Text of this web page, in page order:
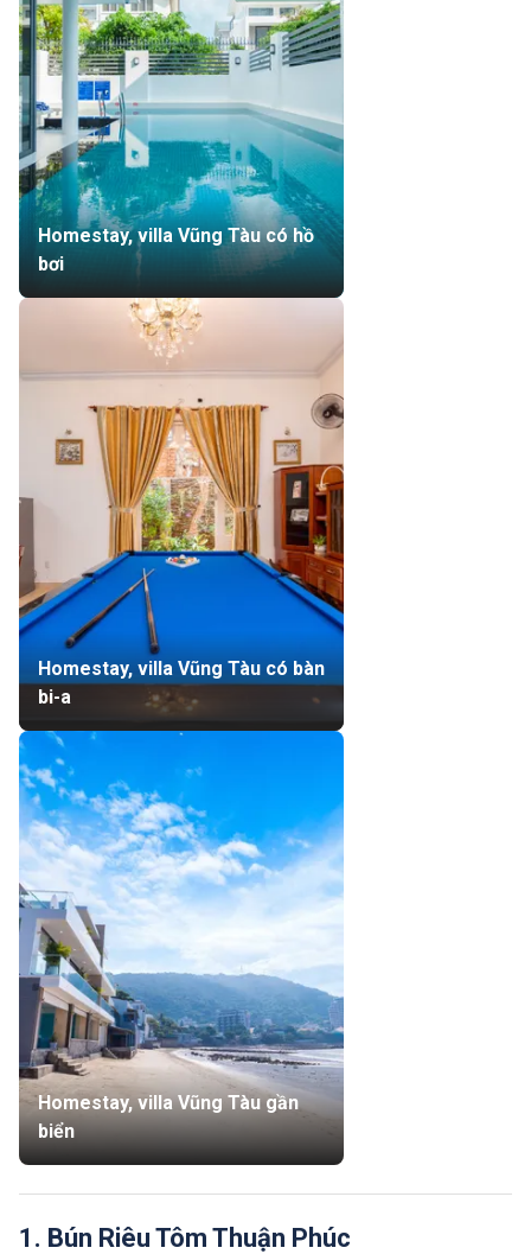
Homestay, villa Vũng Tàu có hồ
bơi
Homestay, villa Vũng Tàu có bàn
bi-a
Homestay, villa Vũng Tàu gần
biển
1. Bún Riêu Tôm Thuận Phúc